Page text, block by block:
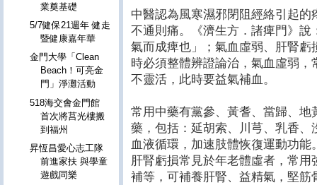
中醫認為風寒濕邪閉阻經絡引起
不通則痛。《濟生方．諸痺門》
氣而成痺也」；氣血虛弱、肝腎
時必須整體辨證論治，氣血虛弱
不靈活，此時要益氣補血。
常用中藥有黨參、黃耆、當歸、
藥，包括：延胡索、川芎、乳香
血液循環，加速肢體恢復運動功
肝腎虧損常見於年老體虛者，常
補等，可補養肝腎、益精氣，堅筋
業奠基礎
5/7健保21週年 健走
暨健康嘉年華
金門大學「Clean
Beach！可亮金
門」淨灘活動
518海交會金門館
首次將莒光樓搬
到福州
昇恆昌愛心志工隊
前進家扶 與學童
遊戲同樂